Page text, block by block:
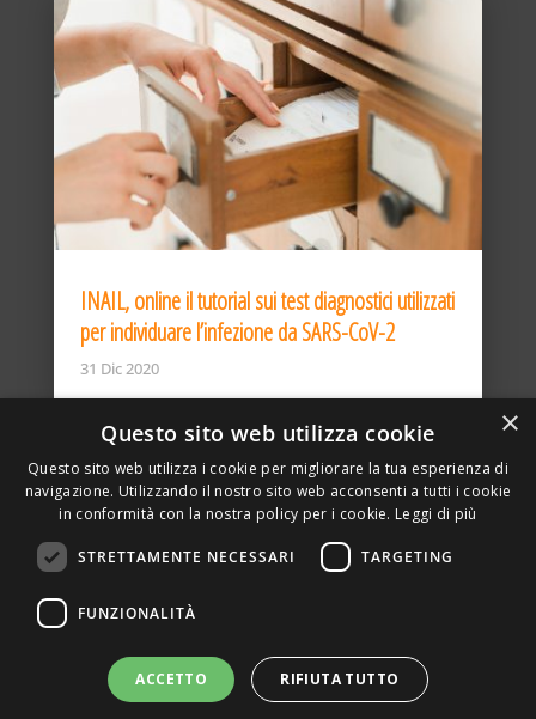
INAIL, online il tutorial sui test diagnostici utilizzati
per individuare l’infezione da SARS-CoV-2
31 Dic 2020
DELLA TORRE, 15 – 20127 – MILANO – P. IVA
SITO REALIZZATO DA GRAFICAEFOTO WEB AGENCY –
PARTNER SINTEL
×
Questo sito web utilizza cookie
Questo sito web utilizza i cookie per migliorare la tua esperienza di
navigazione. Utilizzando il nostro sito web acconsenti a tutti i cookie
in conformità con la nostra policy per i cookie. Leggi di più
STRETTAMENTE NECESSARI TARGETING
FUNZIONALITÀ
ACCETTO RIFIUTA TUTTO